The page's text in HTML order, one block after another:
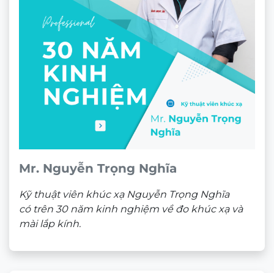
GIẤY CHỨNG NHẬN MẮT KÍNH
CHÍNH HÃNG
Sản phẩm liên quan